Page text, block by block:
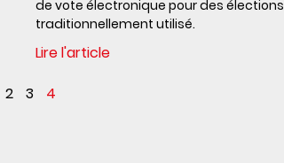
de vote électronique pour des
traditionnellement utilisé.
Lire l'article
2 3 4